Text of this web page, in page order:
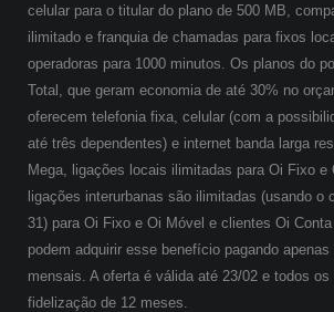
celular para o titular do plano de 500 MB,
ilimitado e franquia de chamadas para fixos
operadoras para 1000 minutos. Os planos do
Total, que geram economia de até 30% no
oferecem telefonia fixa, celular (com a
até três dependentes) e internet banda larga
Mega, ligações locais ilimitadas para Oi Fixo e
ligações interurbanas são ilimitadas (usando o
31) para Oi Fixo e Oi Móvel e clientes Oi
podem adquirir esse benefício pagando
mensais. A oferta é válida até 23/02 e todos
fidelização de 12 meses.